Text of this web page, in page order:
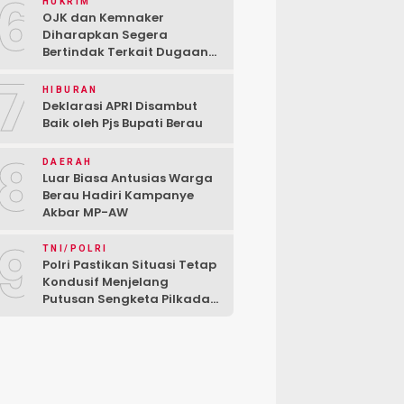
OJK dan Kemnaker
Diharapkan Segera
Bertindak Terkait Dugaan
Sesuka Hati
HIBURAN
Deklarasi APRI Disambut
Baik oleh Pjs Bupati Berau
DAERAH
Luar Biasa Antusias Warga
Berau Hadiri Kampanye
Akbar MP-AW
TNI/POLRI
Polri Pastikan Situasi Tetap
Kondusif Menjelang
Putusan Sengketa Pilkada